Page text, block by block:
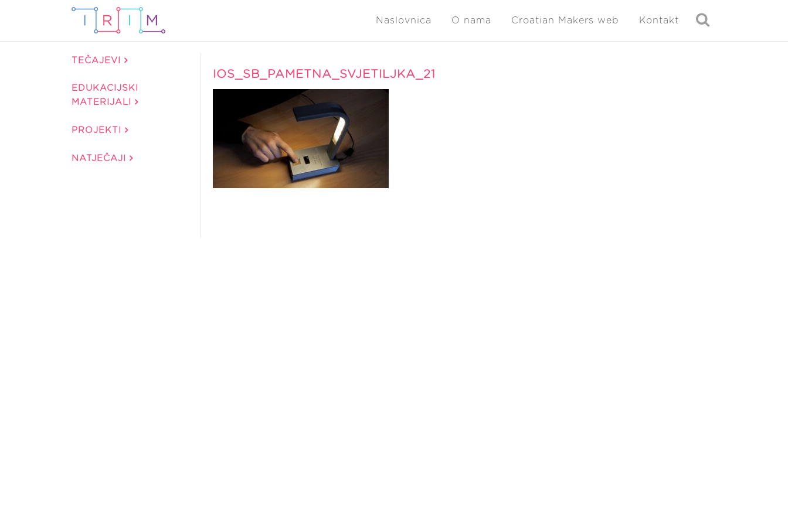
Naslovnica O nama Croatian Makers web Kontakt
TEČAJEVI
EDUKACIJSKI
MATERIJALI
PROJEKTI
NATJEČAJI
IOS_SB_PAMETNA_SVJETILJKA_21